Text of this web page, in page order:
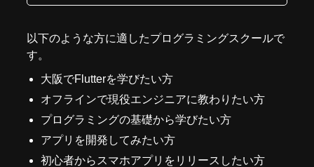
以下のような方に適したプログラミングスクールで
す。
大阪でFlutterを学びたい方
オフラインで現役エンジニアに教わりたい方
プログラミングの基礎から学びたい方
アプリを開発してみたい方
初心者からスマホアプリをリリースしたい方